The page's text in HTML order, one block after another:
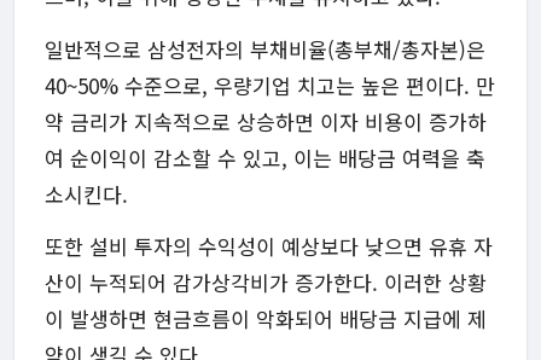
일반적으로 삼성전자의 부채비율(총부채/총자본)은
40~50% 수준으로, 우량기업 치고는 높은 편이다. 만
약 금리가 지속적으로 상승하면 이자 비용이 증가하
여 순이익이 감소할 수 있고, 이는 배당금 여력을 축
소시킨다.
또한 설비 투자의 수익성이 예상보다 낮으면 유휴 자
산이 누적되어 감가상각비가 증가한다. 이러한 상황
이 발생하면 현금흐름이 악화되어 배당금 지급에 제